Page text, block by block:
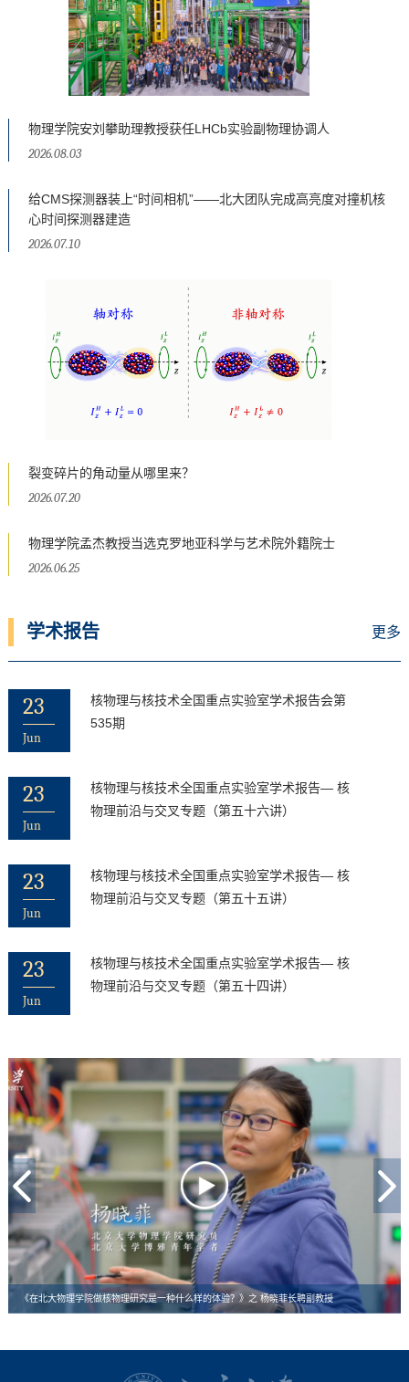
物理学院安刘攀助理教授获任LHCb实验副物理协调人
2026.08.03
给CMS探测器装上“时间相机”——北大团队完成高亮度对撞机核
心时间探测器建造
2026.07.10
裂变碎片的角动量从哪里来？
2026.07.20
物理学院孟杰教授当选克罗地亚科学与艺术院外籍院士
2026.06.25
学术报告 更多
23
Jun
核物理与核技术全国重点实验室学术报告会第
535期
23
Jun
核物理与核技术全国重点实验室学术报告— 核
物理前沿与交叉专题（第五十六讲）
23
Jun
核物理与核技术全国重点实验室学术报告— 核
物理前沿与交叉专题（第五十五讲）
23
Jun
核物理与核技术全国重点实验室学术报告— 核
物理前沿与交叉专题（第五十四讲）
一种什么样的体验？》之 杨晓菲长聘副教授 《在北大物理学院做核物理研究是